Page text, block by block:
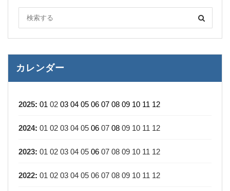
カレンダー
2025: 01 02 03 04 05 06 07 08 09 10 11 12
2024: 01 02 03 04 05 06 07 08 09 10 11 12
2023: 01 02 03 04 05 06 07 08 09 10 11 12
2022: 01 02 03 04 05 06 07 08 09 10 11 12